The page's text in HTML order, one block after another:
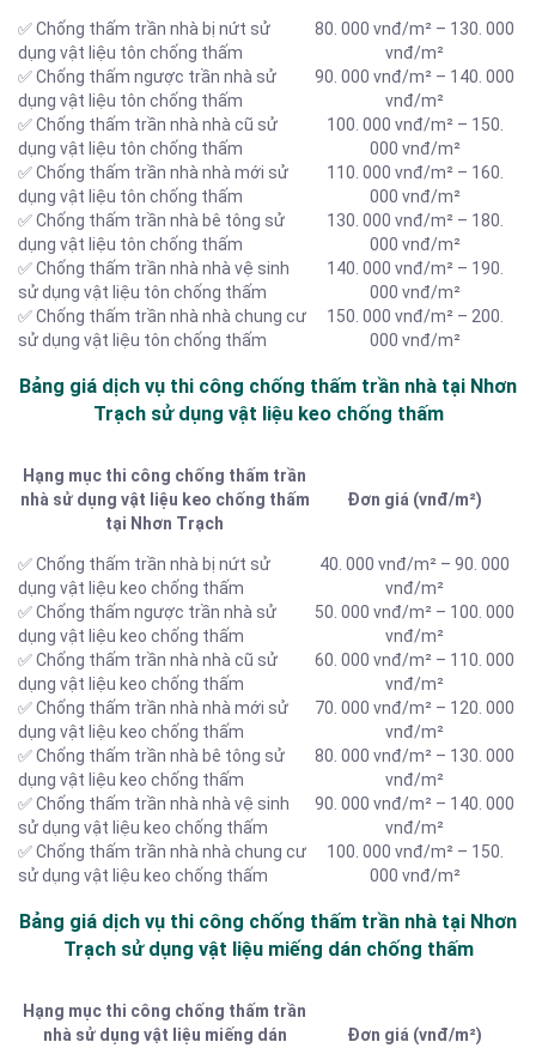
✅ Chống thấm trần nhà bị nứt sử
dụng vật liệu tôn chống thấm
80. 000 vnđ/m² – 130. 000
vnđ/m²
✅ Chống thấm ngược trần nhà sử
dụng vật liệu tôn chống thấm
90. 000 vnđ/m² – 140. 000
vnđ/m²
✅ Chống thấm trần nhà nhà cũ sử
dụng vật liệu tôn chống thấm
100. 000 vnđ/m² – 150.
000 vnđ/m²
✅ Chống thấm trần nhà nhà mới sử
dụng vật liệu tôn chống thấm
110. 000 vnđ/m² – 160.
000 vnđ/m²
✅ Chống thấm trần nhà bê tông sử
dụng vật liệu tôn chống thấm
130. 000 vnđ/m² – 180.
000 vnđ/m²
✅ Chống thấm trần nhà nhà vệ sinh
sử dụng vật liệu tôn chống thấm
140. 000 vnđ/m² – 190.
000 vnđ/m²
✅ Chống thấm trần nhà nhà chung cư
sử dụng vật liệu tôn chống thấm
150. 000 vnđ/m² – 200.
000 vnđ/m²
Bảng giá dịch vụ thi công chống thấm trần nhà tại Nhơn
Trạch sử dụng vật liệu keo chống thấm
Hạng mục thi công chống thấm trần
nhà sử dụng vật liệu keo chống thấm
tại Nhơn Trạch
Đơn giá (vnđ/m²)
✅ Chống thấm trần nhà bị nứt sử
dụng vật liệu keo chống thấm
40. 000 vnđ/m² – 90. 000
vnđ/m²
✅ Chống thấm ngược trần nhà sử
dụng vật liệu keo chống thấm
50. 000 vnđ/m² – 100. 000
vnđ/m²
✅ Chống thấm trần nhà nhà cũ sử
dụng vật liệu keo chống thấm
60. 000 vnđ/m² – 110. 000
vnđ/m²
✅ Chống thấm trần nhà nhà mới sử
dụng vật liệu keo chống thấm
70. 000 vnđ/m² – 120. 000
vnđ/m²
✅ Chống thấm trần nhà bê tông sử
dụng vật liệu keo chống thấm
80. 000 vnđ/m² – 130. 000
vnđ/m²
✅ Chống thấm trần nhà nhà vệ sinh
sử dụng vật liệu keo chống thấm
90. 000 vnđ/m² – 140. 000
vnđ/m²
✅ Chống thấm trần nhà nhà chung cư
sử dụng vật liệu keo chống thấm
100. 000 vnđ/m² – 150.
000 vnđ/m²
Bảng giá dịch vụ thi công chống thấm trần nhà tại Nhơn
Trạch sử dụng vật liệu miếng dán chống thấm
Hạng mục thi công chống thấm trần
nhà sử dụng vật liệu miếng dán
Đơn giá (vnđ/m²)